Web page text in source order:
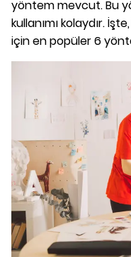
yöntem mevcut. Bu
kullanımı kolaydır.
için en popüler 6